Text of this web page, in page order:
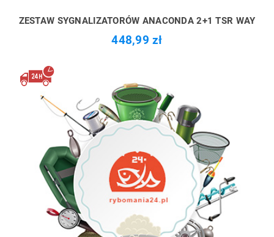
ZESTAW SYGNALIZATORÓW ANACONDA 2+1 TSR WAY
448,99 zł